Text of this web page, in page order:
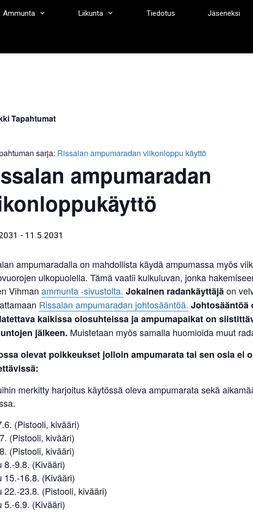
Ammunta Liikunta Tiedotus Jäseneksi
Tapahtumat
sarja: Rissalan ampumaradan viikonloppu käyttö
ampumaradan
- 11.5.2031
ampumaradalla on mahdollista käydä ampumassa myös
ulkopuolella. Tämä vaatii kulkuluvan, jonka
Vihman ammunta -sivustolta. Jokainen radankäyttäjäon
Rissalan ampumaradan johtosääntöä. Johtosääntöä
kaikissa olosuhteissa ja ampumapaikat on
jälkeen. Muistetaan myös samalla huomioida muut
olevat poikkeukset jolloin ampumarata tai sen osia ei
merkitty harjoitus käytössä oleva ampumarata sekä
(Pistooli, kivääri)
(Pistooli, kivääri)
(Pistooli, kivääri)
8.-9.8. (Kivääri)
15.-16.8. (Kivääri)
22.-23.8. (Pistooli, kivääri)
5.-6.9. (Kivääri)